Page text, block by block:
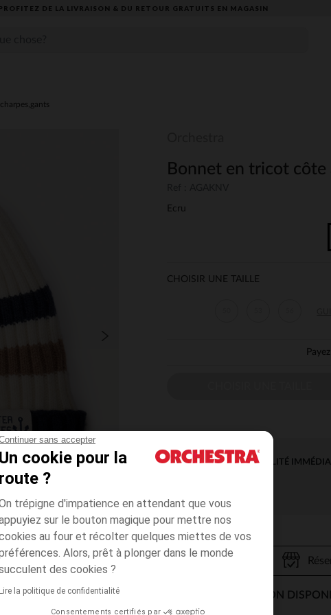
sans accepter
Un cookie pour la
route ?
trépigne d'impatience en attendant que vous
sur le bouton magique pour mettre nos
au four et récolter quelques miettes de vos
Alors, prêt à plonger dans le monde
des cookies ?
Lire la politique de confidentialité
Consentements certifiés par
DE LA LIVRAISON & DU RETOUR GRATUITS EN MAGASIN​
Bonnet en tricot côte
Ecru
CHOISIR UNE TAILLE
DISPONIBILITÉ
MODES DE LIVRAISON